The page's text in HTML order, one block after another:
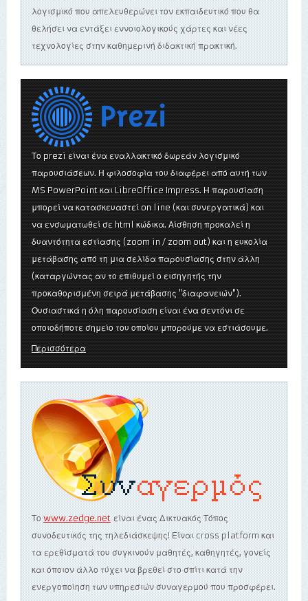
λογισμικό που απελευθερώνει τον εκπαιδευτικό που θα
θελήσει να εντάξει εννοιολογικούς χάρτες και νέες
τεχνολογίες στην καθημερινή διδακτική πρακτική.
Το prezi είναι ένα εναλλακτικό δωρεάν λογισμικό
παρουσιάσεων. Η φιλοσοφία του διαφέρει από αυτή των
MS PowerPoint και LibreOffice Impress. Η παρουσίαση
μπορεί να κατασκευαστεί on line (και συνεργατικά) και
να ενσωματωθεί σε html κώδικα. Αίσθηση προκαλεί η
δυαντότητα εστίασης (zoom in / zoom out) και η ευκολία
μετάβασης από τη μια σελίδα παρουσίασης στην άλλη
(καταργώντας αν το επιθυμεί ο εισηγητής την
προκαθορισμένη σειρά μετάβασης "διαφανειών").
Ουσιαστικά η όλη παρουσίαση είναι ένα σεντόνι σε
οποιοδήποτε σημείο του οποίου μπορούμε να εστιάσουμε.
Περισσότερα
Το www.zedge.net είναι ένας Δικτυακός Τόπος
συνοδευτικός της τηλεδιάσκεψης! Είναι cross platform και
τα ερεθίσματά του συγκινούν μαθητές, καθηγητές, γονείς
και όποιον άλλο τύχει να βρεθεί στο σπίτι κατά την
ενεργοποίηση των υπηρεσιών συναγερμού που προσφέρει.